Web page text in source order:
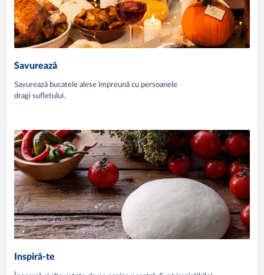
Savurează
Savurează bucatele alese împreună cu persoanele
dragi sufletului.
Inspiră-te